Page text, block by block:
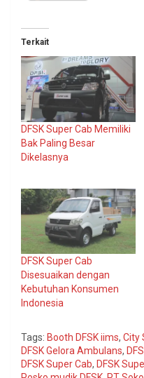
Terkait
DFSK Super Cab Memiliki
Bak Paling Besar
Dikelasnya
DFSK Super Cab
Disesuaikan dengan
Kebutuhan Konsumen
Indonesia
Tags: Booth DFSK iims, City
DFSK Gelora Ambulans,
DFSK Super Cab, DFSK